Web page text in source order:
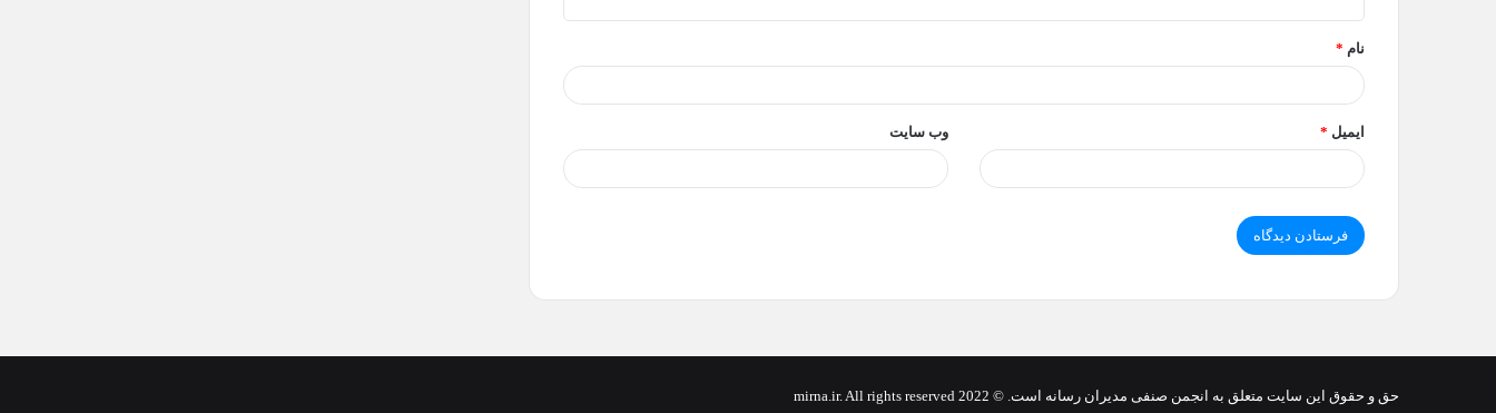
*
نام *
ایمیل * وب‌ سایت
حق و حقوق این سایت متعلق به انجمن صنفی مدیران رسانه است. © 2022 mirna.ir. All rights reserved